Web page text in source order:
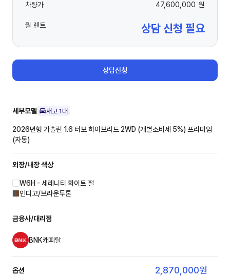
차량가 47,600,000 원
월 렌트 상담 신청 필요
상담신청
세부모델 재고 1대
2026년형 가솔린 1.6 터보 하이브리드 2WD (개별소비세 5%) 프리미엄
(자동)
외장/내장색상
W6H - 세레니티 화이트 펄
인디고/브라운투톤
금융사/대리점
BNK캐피탈
옵션 2,870,000원